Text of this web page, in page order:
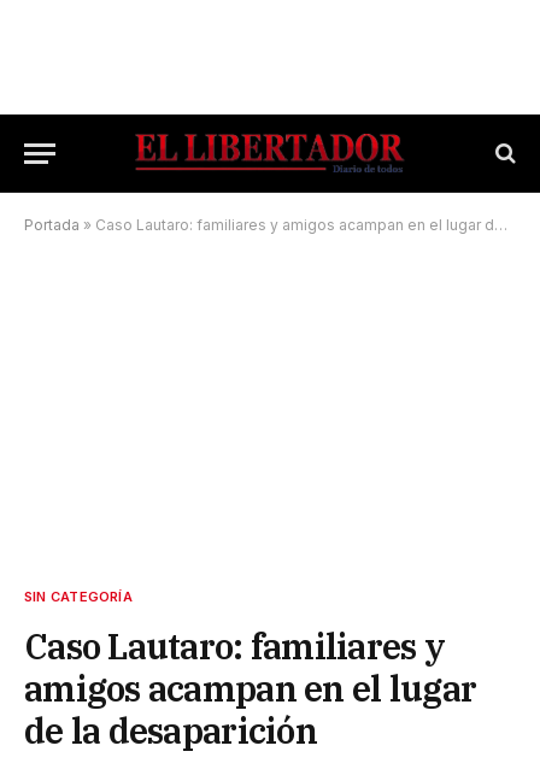
Portada » Caso Lautaro: familiares y amigos acampan en el lugar de la desaparición
SIN CATEGORÍA
Caso Lautaro: familiares y
amigos acampan en el lugar
de la desaparición